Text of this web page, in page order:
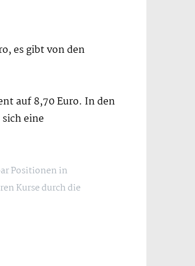
es gibt von den
auf 8,70 Euro. In den
eine
Positionen in
Kurse durch die